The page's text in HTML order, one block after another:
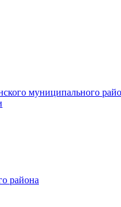
муниципального
района